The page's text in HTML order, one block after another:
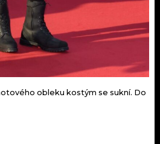
obleku kostým se sukní. Do